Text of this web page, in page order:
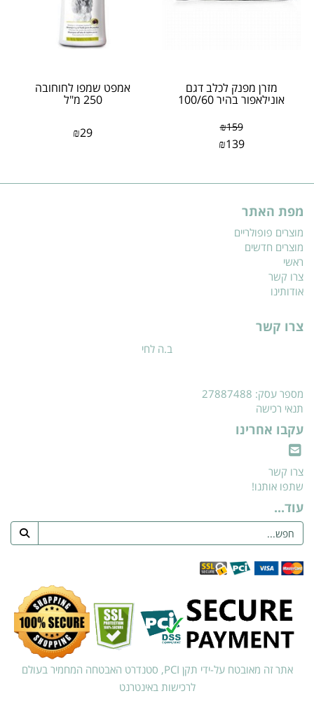
מזרן מפנק לכלב דגם
אונילאפור בהיר 100/60
₪159
₪139
אמפט שמפו לחוחובה
250 מ"ל
₪29
מפת האתר
מוצרים פופולריים
מוצרים חדשים
ראשי
צרו קשר
אודותינו
צרו קשר
ב.ה לחי
מספר עסק: 27887488
תנאי רכישה
עקבו אחרינו
צרו קשר
שתפו אותנו!
עוד...
אתר זה מאובטח על-ידי תקן PCI, סטנדרט האבטחה המחמיר בעולם
לרכישות באינטרנט